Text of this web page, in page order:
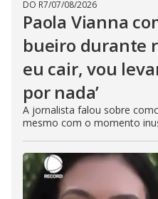
DO R7/07/08/2026
Paola Vianna
bueiro durante
eu cair, vou
por nada’
A jornalista falou sobre
mesmo com o momento